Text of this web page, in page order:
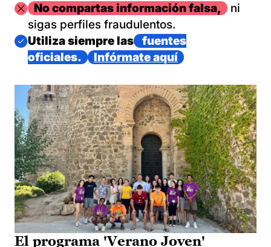
ImagenNo compartas información falsa,
ni
sigas perfiles fraudulentos.
Imagen
Utiliza siempre las
fuentes
oficiales.
Infórmate aquí
El programa 'Verano Joven'